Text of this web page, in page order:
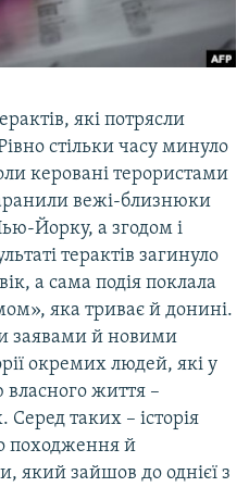
які потрясли
стільки часу минуло
керовані терористами
вежі-близнюки
Йорку, а згодом і
терактів загинуло
а сама подія поклала
яка триває й донині.
заявами й новими
окремих людей, які у
життя –
таких – історія
походження й
який зайшов до однієї з